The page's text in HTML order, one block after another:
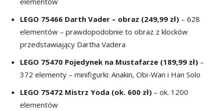
LEGO 75466 Darth Vader – obraz (249,99 zł) – 628
elementów – prawdopodobnie to obraz z klocków
przedstawiający Dartha Vadera
LEGO 75470 Pojedynek na Mustafarze (189,99 zł) –
372 elementy – minifigurki: Anakin, Obi-Wan i Han Solo
LEGO 75472 Mistrz Yoda (ok. 600 zł) – ok. 1200
elementów